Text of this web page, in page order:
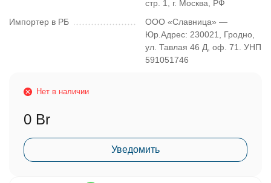
стр. 1, г. Москва, РФ
Импортер в РБ
ООО «Славница» —
Юр.Адрес: 230021, Гродно,
ул. Тавлая 46 Д, оф. 71. УНП
591051746
Нет в наличии
0 Br
Уведомить